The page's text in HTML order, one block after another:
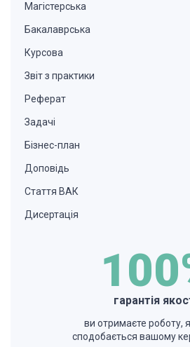
Магістерська
Бакалаврська
Курсова
Звіт з практики
Реферат
Задачі
Бізнес-план
Доповідь
Стаття ВАК
Дисертація
гарантія
ви отримаєте роботу,
сподобається вашому